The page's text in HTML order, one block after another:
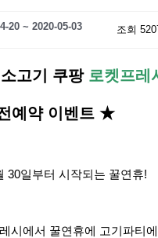
20 ~ 2020-05-03 조회
고기 쿠팡 로켓프레
예약 이벤트 ★
30일부터 시작되는 꿀연휴!
시에서 꿀연휴에 고기파티에